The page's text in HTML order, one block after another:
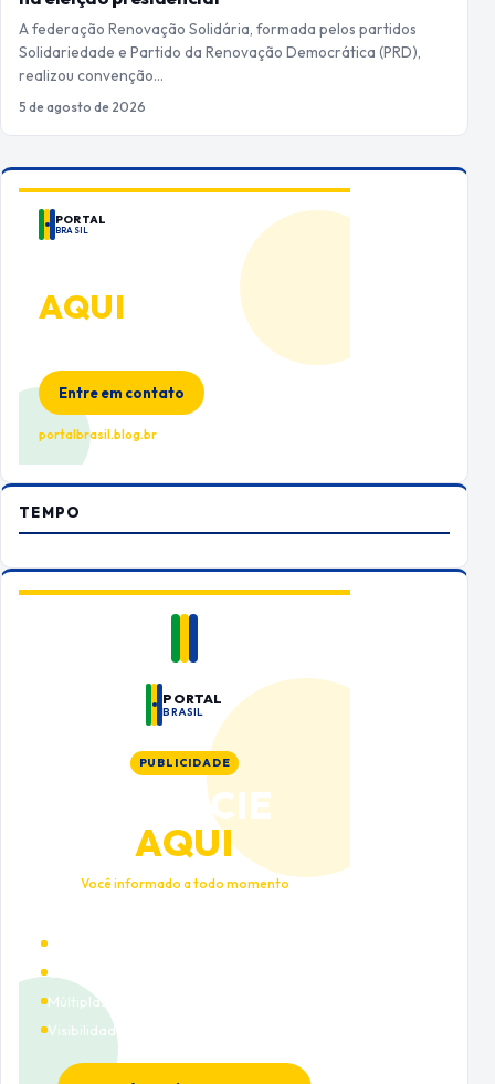
A federação Renovação Solidária, formada pelos partidos
Solidariedade e Partido da Renovação Democrática (PRD),
realizou convenção…
5 de agosto de 2026
PORTAL
BRASIL
AQUI
Entre em contato
portalbrasil.blog.br
TEMPO
PORTAL
BRASIL
PUBLICIDADE
ANUNCIE
AQUI
Você informado a todo momento
Múltiplas categorias
Visibilidade premium